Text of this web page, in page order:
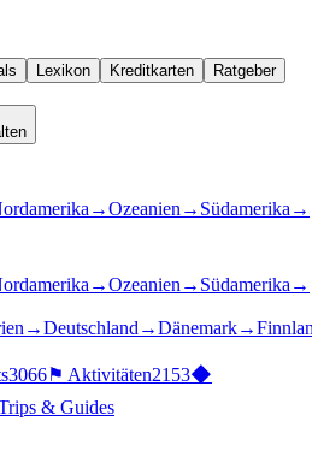
Lexikon Kreditkarten Ratgeber
→Ozeanien → Südamerika →
→Ozeanien → Südamerika →
→Deutschland →Dänemark→
3066⚑ Aktivitäten2153◆
& Guides